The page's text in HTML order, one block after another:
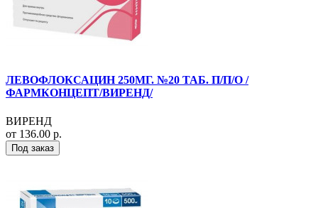
ЛЕВОФЛОКСАЦИН 250МГ. №20 ТАБ. П/П/О /
ФАРМКОНЦЕПТ/ВИРЕНД/
ВИРЕНД
от 136.00 р.
Под заказ